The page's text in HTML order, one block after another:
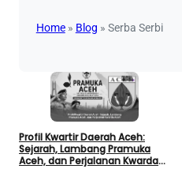
Home» Blog » Serba Serbi
Profil Kwartir Daerah Aceh:
Sejarah, Lambang Pramuka
Aceh, dan Perjalanan Kwarda